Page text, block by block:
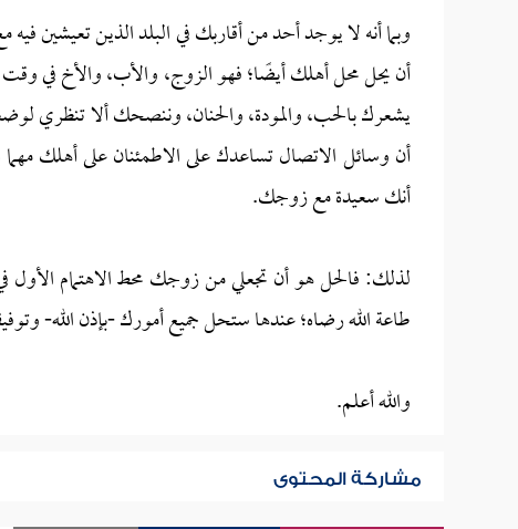
وبما أنه لا يوجد أحد من أقاربك في البلد الذين
أن يحل محل أهلك أيضًا؛ فهو الزوج، والأب، والأخ في وقت
يشعرك بالحب، والمودة، والحنان، وننصحك ألا تنظري
أن وسائل الاتصال تساعدك على الاطمئنان على أهلك
أنك سعيدة مع زوجك.
لذلك: فالحل هو أن تجعلي من زوجك محط الاهتمام الأول
طاعة الله رضاه؛ عندها ستحل جميع أمورك -بإذن الله-
والله أعلم.
مشاركة المحتوى